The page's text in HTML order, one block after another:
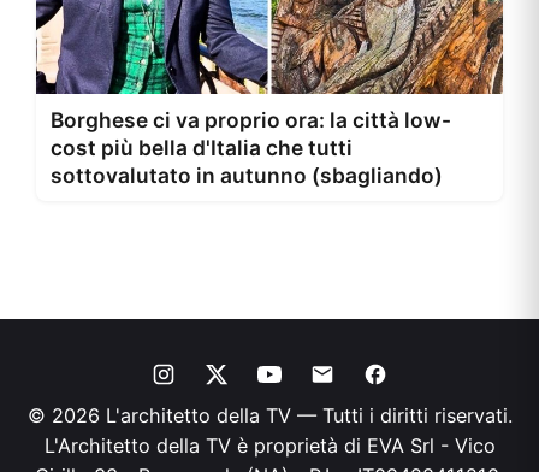
Borghese ci va proprio ora: la città low-
cost più bella d'Italia che tutti
sottovalutato in autunno (sbagliando)
© 2026 L'architetto della TV — Tutti i diritti riservati.
L'Architetto della TV è proprietà di EVA Srl - Vico